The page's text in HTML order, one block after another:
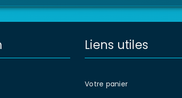
Liens utiles
Votre panier